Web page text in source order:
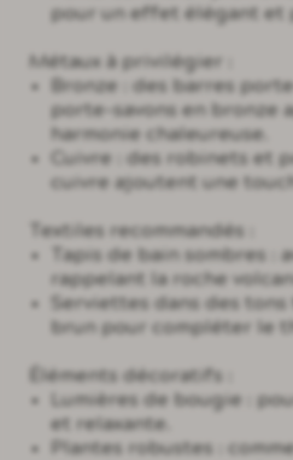
pour un effet élégant et
Métaux à privilégier :
Bronze : des barres
porte-savons en bronze
harmonie chaleureuse.
Cuivre : des robinets et
cuivre ajoutent une
Textiles recommandés :
Tapis de bain sombres :
rappelant la roche
Serviettes dans des
brun pour compléter le
Éléments décoratifs :
Lumières de bougie :
et relaxante.
Plantes robustes :